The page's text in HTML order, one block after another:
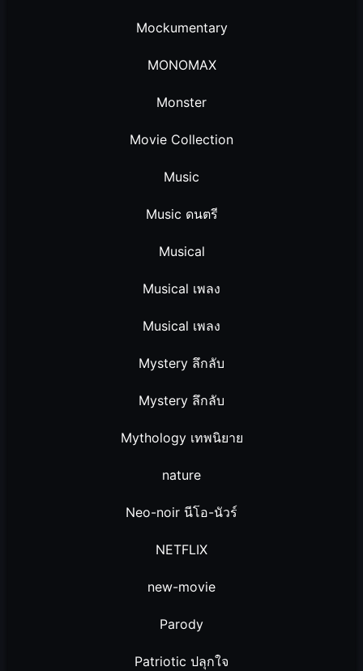
Mockumentary
MONOMAX
Monster
Movie Collection
Music
Music ดนตรี
Musical
Musical เพลง
Musical เพลง
Mystery ลึกลับ
Mystery ลึกลับ
Mythology เทพนิยาย
nature
Neo-noir นีโอ-นัวร์
NETFLIX
new-movie
Parody
Patriotic ปลุกใจ